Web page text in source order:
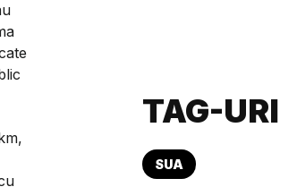
TAG-URI
SUA